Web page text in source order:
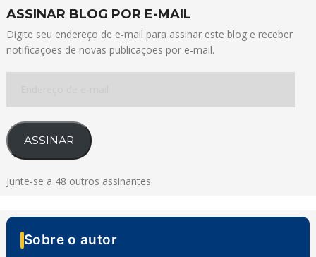
ASSINAR BLOG POR E-MAIL
Digite seu endereço de e-mail para assinar este blog e receber
notificações de novas publicações por e-mail.
e-
mail
ASSINAR
Junte-se a 48 outros assinantes
Sobre o autor